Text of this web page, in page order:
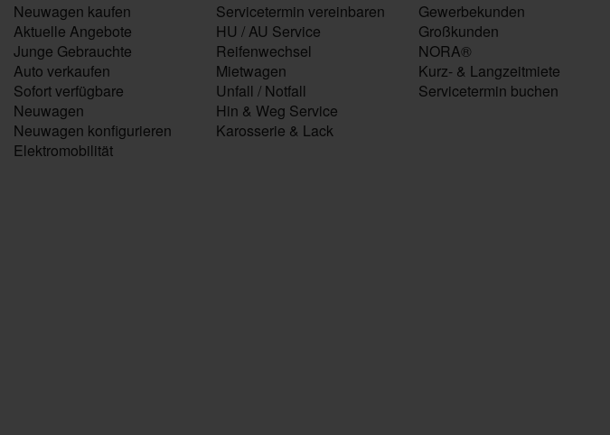
Neuwagen kaufen
Aktuelle Angebote
Junge Gebrauchte
Auto verkaufen
Sofort verfügbare
Neuwagen
Neuwagen konfigurieren
Elektromobilität
Servicetermin vereinbaren
HU / AU Service
Reifenwechsel
Mietwagen
Unfall / Notfall
Hin & Weg Service
Karosserie & Lack
Gewerbekunden
Großkunden
NORA®
Kurz- & Langzeitmiete
Servicetermin buchen